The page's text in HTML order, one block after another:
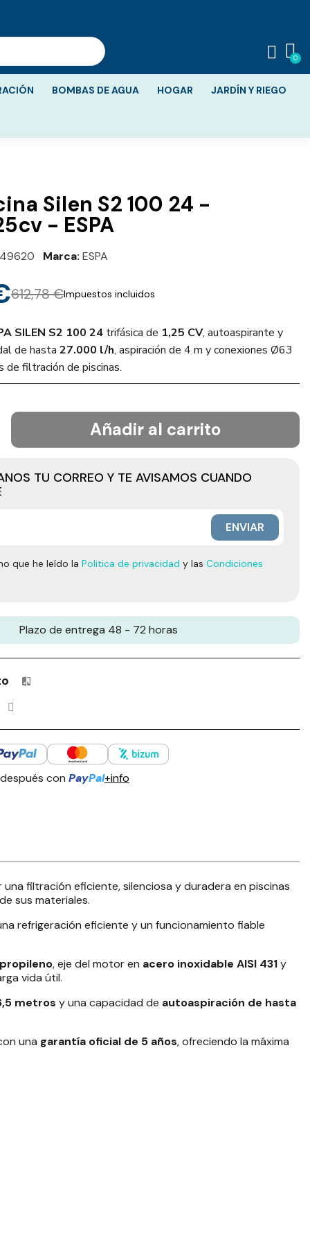
BOMBAS DE AGUA HOGAR JARDÍN Y RIEGO
Silen S2 100 24 -
- ESPA
Marca ESPA
612,78 €Impuestos incluidos
SILEN S2 100 24 trifásica de 1,25 CV, autoaspirante y
de hasta 27.000 l/h, aspiración de 4 m y conexiones Ø63
de filtración de piscinas.
Añadir al carrito
TU CORREO Y TE AVISAMOS CUANDO
ENVIAR
que he leído la Politica de privacidad y las Condiciones
Plazo de entrega 48 - 72 horas
Productos incluidos en tu lista de comparación: 0 / 4
con PayPal+info
filtración eficiente, silenciosa y duradera en piscinas
sus materiales.
refrigeración eficiente y un funcionamiento fiable
, eje del motor en acero inoxidable AISI 431y
vida útil.
metros y una capacidad de autoaspiración de hasta
una garantía oficial de 5 años, ofreciendo la máxima